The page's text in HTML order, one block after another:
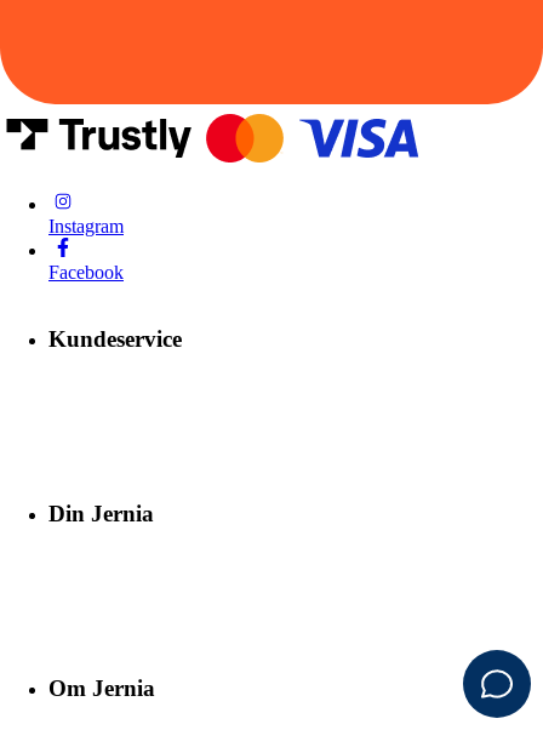
Instagram
Facebook
Kundeservice
Din Jernia
Om Jernia